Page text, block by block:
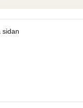
sidan